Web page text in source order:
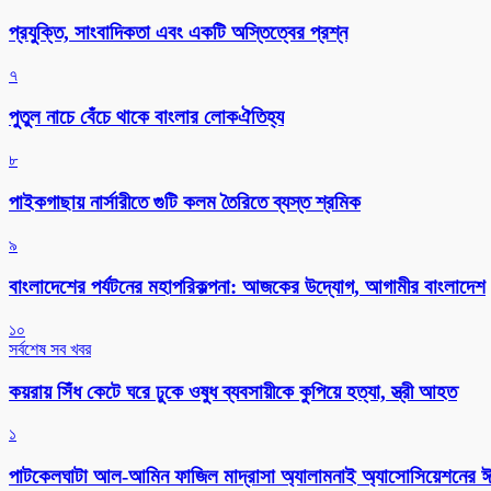
প্রযুক্তি, সাংবাদিকতা এবং একটি অস্তিত্বের প্রশ্ন
৭
পুতুল নাচে বেঁচে থাকে বাংলার লোকঐতিহ্য
৮
পাইকগাছায় নার্সারীতে গুটি কলম তৈরিতে ব্যস্ত শ্রমিক
৯
বাংলাদেশের পর্যটনের মহাপরিকল্পনা: আজকের উদ্যোগ, আগামীর বাংলাদেশ
১০
সর্বশেষ সব খবর
কয়রায় সিঁধ কেটে ঘরে ঢুকে ওষুধ ব্যবসায়ীকে কুপিয়ে হত্যা, স্ত্রী আহত
১
পাটকেলঘাটা আল-আমিন ফাজিল মাদ্রাসা অ্যালামনাই অ্যাসোসিয়েশনের